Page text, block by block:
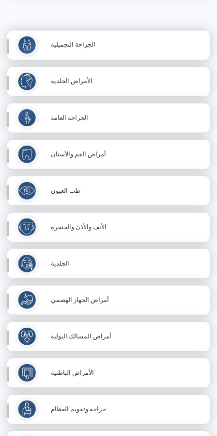
الجراحة التجميلية
الأمراض الجلدية
الجراحة العامة
أمراض الفم والأسنان
طب العيون
الأنف والأذن والحنجرة
الجلدية
أمراض الجهاز الهضمي
أمراض المسالك البولية
الأمراض الباطنية
جراحة وتقويم العظام